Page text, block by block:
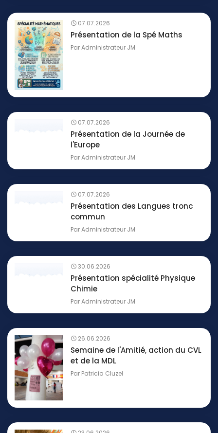
07.07.2026
Présentation de la Spé Maths
ParAdministrateur JM
07.07.2026
Présentation de la Journée de
l'Europe
ParAdministrateur JM
07.07.2026
Présentation des Langues tronc
commun
ParAdministrateur JM
30.06.2026
Présentation spécialité Physique
Chimie
ParAdministrateur JM
26.06.2026
Semaine de l'Amitié, action du CVL
et de la MDL
Par Patricia Cluzel